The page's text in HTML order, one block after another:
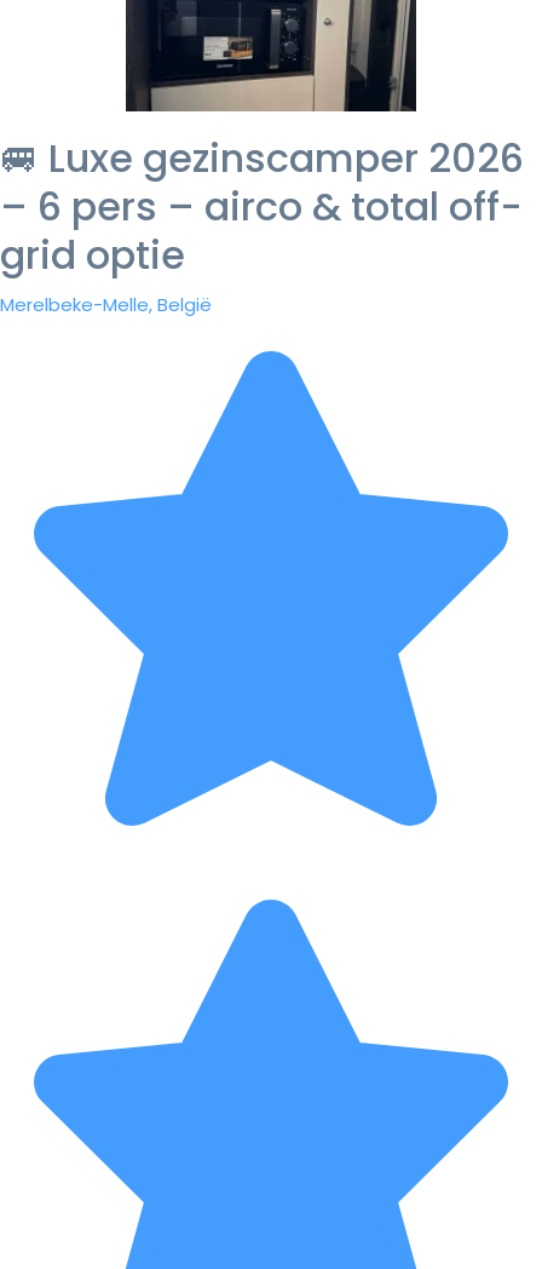
🚐 Luxe gezinscamper 2026
– 6 pers – airco & total off-
grid optie
Merelbeke-Melle, België